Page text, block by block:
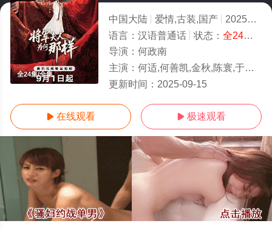
全24集/全集
中国大陆 爱情,古装,国产 2025
1.0
语言： 汉语普通话 状态： 全24集
导演： 何政南
主演： 何适,何善凯,金秋,陈寰,于昕仡
更新时间： 2025-09-15
 在线观看  极速观看